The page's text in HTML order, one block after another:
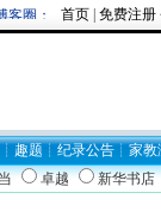
圈：牛逼/BLOG19403
首页 免费注册
┊ 趣题 ┊ 纪录公告 ┊ 家教
卓越 新华书店